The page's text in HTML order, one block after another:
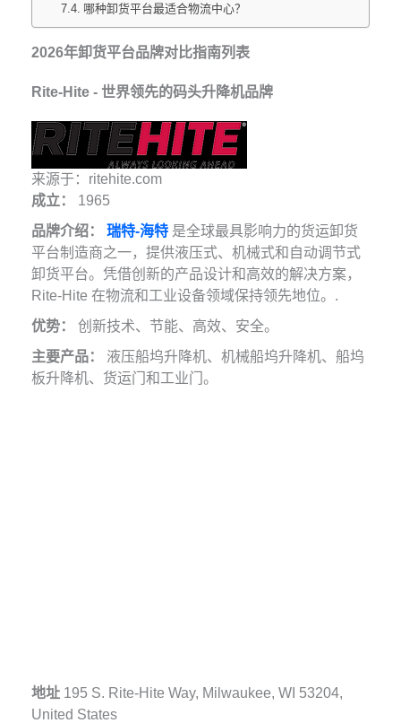
哪种卸货平台最适合物流中心？
2026年卸货平台品牌对比指南列表
Rite-Hite - 世界领先的码头升降机品牌
来源于：ritehite.com
成立：
1965
品牌介绍：
瑞特-海特是全球最具影响力的货运卸货
平台制造商之一，提供液压式、机械式和自动调节式
卸货平台。凭借创新的产品设计和高效的解决方案，
Rite-Hite 在物流和工业设备领域保持领先地位。.
优势：
创新技术、节能、高效、安全。
主要产品：
液压船坞升降机、机械船坞升降机、船坞
板升降机、货运门和工业门。
地址195 S. Rite-Hite Way, Milwaukee, WI 53204,
United States